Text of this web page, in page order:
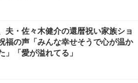
夫・佐々木健介の還暦祝い家族ショ
福の声「みんな幸せそうで心が温か
」「愛が溢れてる」